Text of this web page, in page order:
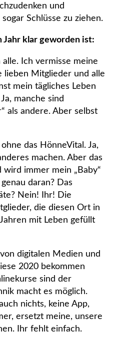
und
Schlüsse zu ziehen.
Jahr klar geworden ist:
alle. Ich vermisse meine
lieben Mitglieder und alle
mein tägliches Leben
manche sind
als andere. Aber selbst
das HönneVital. Ja,
machen. Aber das
wird immer mein „Baby“
daran? Das
Nein! Ihr! Die
die diesen Ort in
mit Leben gefüllt
digitalen Medien und
2020 bekommen
sind der
macht es möglich.
nichts, keine App,
ersetzt meine, unsere
Ihr fehlt einfach.